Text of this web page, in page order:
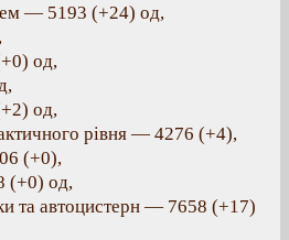
— 5193 (+24) од,
од,
од,
рівня — 4276 (+4),
(+0),
(+0) од,
та автоцистерн — 7658 (+17)